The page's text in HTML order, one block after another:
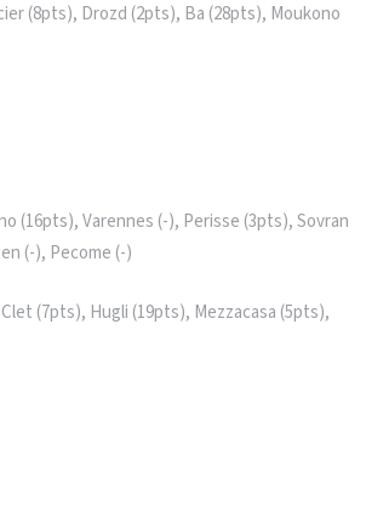
(8pts), Drozd (2pts), Ba (28pts), Moukono
(16pts), Varennes (-), Perisse (3pts), Sovran
(-), Pecome (-)
(7pts), Hugli (19pts), Mezzacasa (5pts),